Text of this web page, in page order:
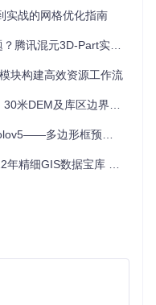
期望值比较工具，确保
Software License B v
靠的多边形细分解决方
的图形专家，都能从它
并探索libtess.js如何提
实战的网格优化指南
讯混元3D-Part实战指南
块构建高效资源工作流
及库区边界资源下载推荐
多边形框预测的革命
省行政区划及道路网SHP文件全面解析